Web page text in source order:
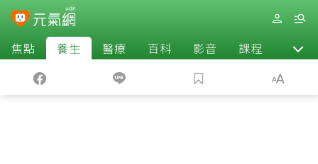
焦點 養生 醫療 百科 影音 課程 退休